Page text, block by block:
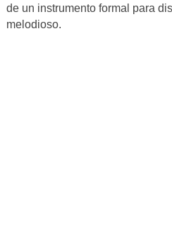
de un instrumento formal para
melodioso.